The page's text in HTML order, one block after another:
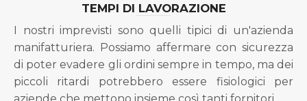
TEMPI DI LAVORAZIONE
I nostri imprevisti sono quelli tipici di un'azienda
manifatturiera. Possiamo affermare con sicurezza
di poter evadere gli ordini sempre in tempo, ma dei
piccoli ritardi potrebbero essere fisiologici per